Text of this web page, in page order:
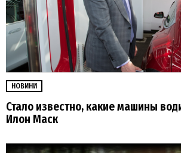
НОВИНИ
Стало известно, какие машины
Илон Маск